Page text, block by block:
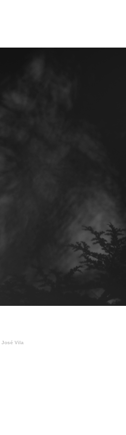
José Vila